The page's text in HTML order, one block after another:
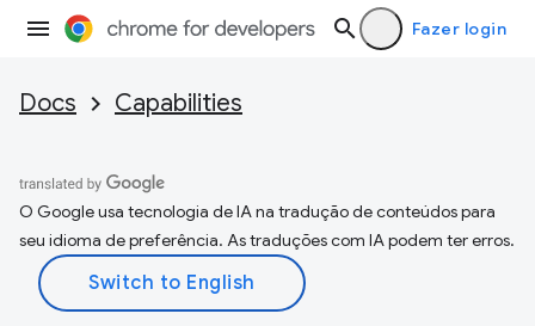
Fazer login
Docs Capabilities
O Google usa tecnologia de IA na tradução de conteúdos para
seu idioma de preferência. As traduções com IA podem ter erros.